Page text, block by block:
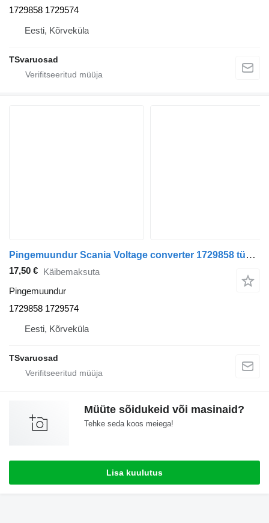
1729858 1729574
Eesti, Kõrveküla
TSvaruosad
Pingemuundur Scania Voltage converter 1729858 tüübi jaoks sadulveoki Scania R620
17,50 € Käibemaksuta
Pingemuundur
1729858 1729574
Eesti, Kõrveküla
TSvaruosad
Müüte sõidukeid või masinaid?
Tehke seda koos meiega!
Lisa kuulutus